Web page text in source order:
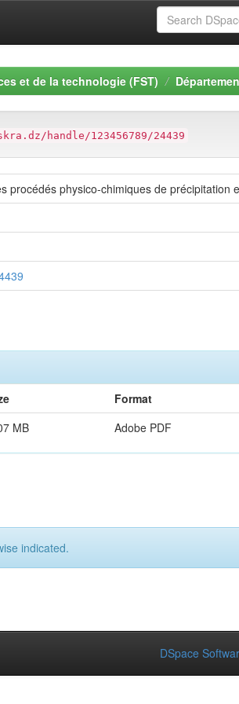
et de la technologie (FST)
handle/123456789/24439
procédés physico-chimiques de précipitation
Format
MB Adobe PDF
indicated.
DSpace